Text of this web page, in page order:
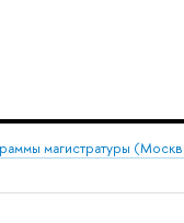
магистратуры